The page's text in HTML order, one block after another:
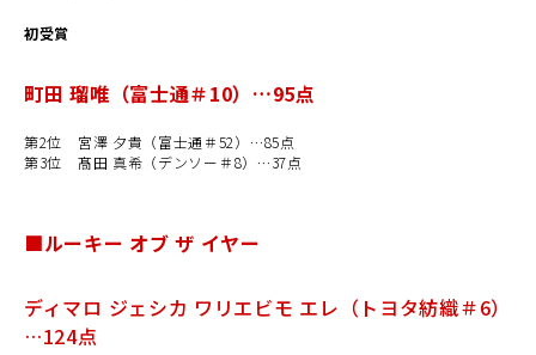
初受賞
町田 瑠唯（富士通＃10）…95点
第2位 宮澤 夕貴（富士通＃52）…85点
第3位 髙田 真希（デンソー＃8）…37点
■ルーキー オブ ザ イヤー
ディマロ ジェシカ ワリエビモ エレ（トヨタ紡織＃6）
…124点